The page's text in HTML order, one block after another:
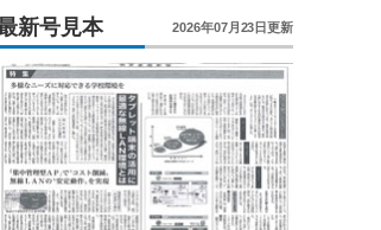
新号見本 2026年07月23日更新